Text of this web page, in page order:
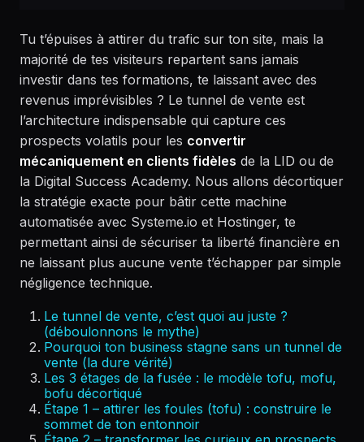
Tu t’épuises à attirer du trafic sur ton site, mais la
majorité de tes visiteurs repartent sans jamais
investir dans tes formations, te laissant avec des
revenus imprévisibles ? Le tunnel de vente est
l’architecture indispensable qui capture ces
prospects volatils pour les convertir
mécaniquement en clients fidèles de la LID ou de
la Digital Success Academy. Nous allons décortiquer
la stratégie exacte pour bâtir cette machine
automatisée avec Systeme.io et Hostinger, te
permettant ainsi de sécuriser ta liberté financière en
ne laissant plus aucune vente t’échapper par simple
négligence technique.
Le tunnel de vente, c’est quoi au juste ?
(déboulonnons le mythe)
Pourquoi ton business stagne sans un tunnel de
vente (la dure vérité)
Les 3 étages de la fusée : le modèle tofu, mofu,
bofu décortiqué
Étape 1 – attirer les foules (tofu) : construire le
sommet de ton entonnoir